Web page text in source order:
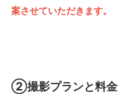
案させていただきます。
②撮影プランと料金